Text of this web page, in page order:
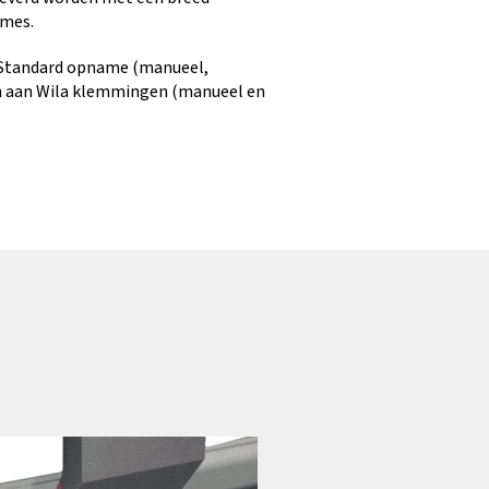
opname (manueel,
Wila klemmingen (manueel en